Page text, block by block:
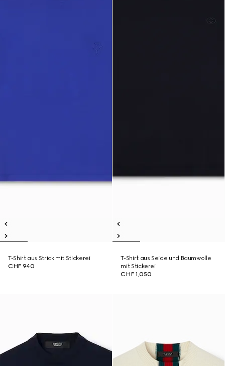
T-Shirt aus Strick mit Stickerei
CHF 940
T-Shirt aus Seide und Baumwolle
mit Stickerei
CHF 1,050